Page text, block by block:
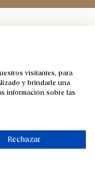
dos asas
poseen
leñero, pues
visitantes, para
y brindarle una
información sobre las
Rechazar